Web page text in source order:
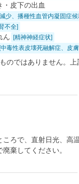
・皮下の出血
少、播種性血管内凝固症
不全]
ん [精神神経症状]
[中毒性表皮壊死融解症、皮
のではありません。
ろで、直射日光、高
棄してください。